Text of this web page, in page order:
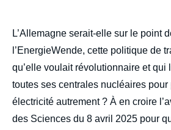
body
L’Allemagne serait-elle sur le point
l’EnergieWende, cette politique de
qu’elle voulait révolutionnaire et qui
toutes ses centrales nucléaires pour
électricité autrement ? À en croire
des Sciences du 8 avril 2025 pour